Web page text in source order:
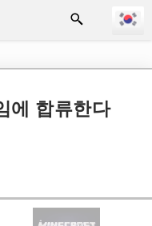
에 합류한다